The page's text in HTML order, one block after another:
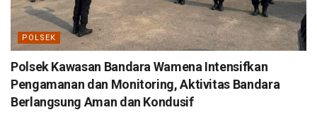
POLSEK
Polsek Kawasan Bandara Wamena Intensifkan
Pengamanan dan Monitoring, Aktivitas Bandara
Berlangsung Aman dan Kondusif